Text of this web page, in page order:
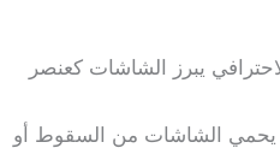
يبرز الشاشات كعنصر
يحمي الشاشات من السقوط أو